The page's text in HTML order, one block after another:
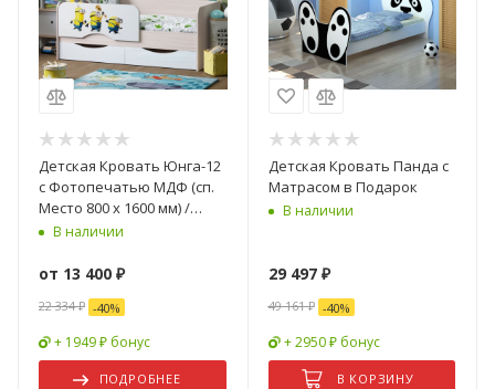
Детская Кровать Юнга-12
с Фотопечатью МДФ (сп.
Место 800 х 1600 мм) /
Разные Цвета
В наличии
от 13 400 ₽
22 334 ₽ -40%
+ 1949 ₽ бонус
ПОДРОБНЕЕ
Детская Кровать Панда с
Матрасом в Подарок
В наличии
29 497₽
49 161₽ -40%
+ 2950 ₽ бонус
В КОРЗИНУ